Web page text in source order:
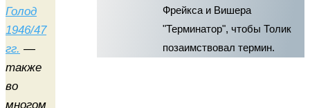
Голод
1946/47
гг. —
также
во
многом
Фрейкса и Вишера
"Терминатор", чтобы Толик
позаимствовал термин.